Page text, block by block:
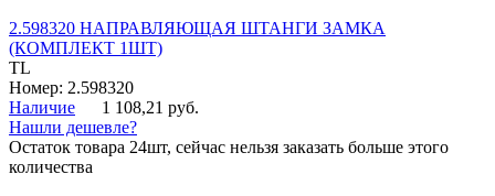
2.598320 НАПРАВЛЯЮЩАЯ ШТАНГИ ЗАМКА
(КОМПЛЕКТ 1ШТ)
TL
Номер: 2.598320
Наличие
1 108,21 руб.
Нашли дешевле?
Остаток товара 24шт, сейчас нельзя заказать больше этого
количества